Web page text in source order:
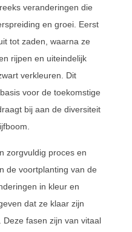
veranderingen die
en groei. Eerst
tot zaden, waarna ze
rijpen en uiteindelijk
verkleuren. Dit
voor de toekomstige
bij aan de diversiteit
zorgvuldig proces en
de voortplanting van de
in kleur en
dat ze klaar zijn
fasen zijn van vitaal